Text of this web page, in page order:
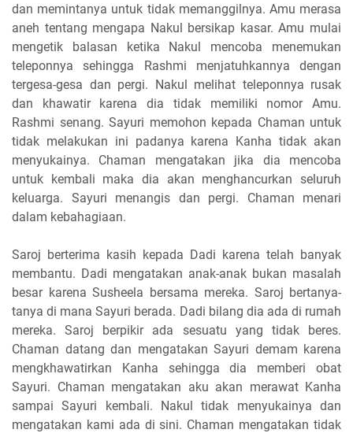
dan memintanya untuk tidak memanggilnya. Amu merasa
aneh tentang mengapa Nakul bersikap kasar. Amu mulai
mengetik balasan ketika Nakul mencoba menemukan
teleponnya sehingga Rashmi menjatuhkannya dengan
tergesa-gesa dan pergi. Nakul melihat teleponnya rusak
dan khawatir karena dia tidak memiliki nomor Amu.
Rashmi senang. Sayuri memohon kepada Chaman untuk
tidak melakukan ini padanya karena Kanha tidak akan
menyukainya. Chaman mengatakan jika dia mencoba
untuk kembali maka dia akan menghancurkan seluruh
keluarga. Sayuri menangis dan pergi. Chaman menari
dalam kebahagiaan.
Saroj berterima kasih kepada Dadi karena telah banyak
membantu. Dadi mengatakan anak-anak bukan masalah
besar karena Susheela bersama mereka. Saroj bertanya-
tanya di mana Sayuri berada. Dadi bilang dia ada di rumah
mereka. Saroj berpikir ada sesuatu yang tidak beres.
Chaman datang dan mengatakan Sayuri demam karena
mengkhawatirkan Kanha sehingga dia memberi obat
Sayuri. Chaman mengatakan aku akan merawat Kanha
sampai Sayuri kembali. Nakul tidak menyukainya dan
mengatakan kami ada di sini. Chaman mengatakan tidak